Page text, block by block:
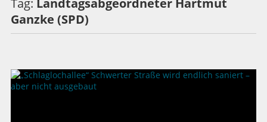
Tag: Landtagsabgeordneter Hartmut
Ganzke (SPD)